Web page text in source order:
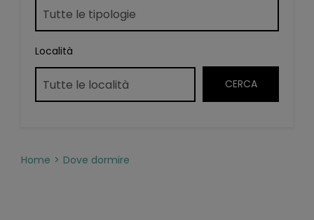
Località
Home Dove dormire